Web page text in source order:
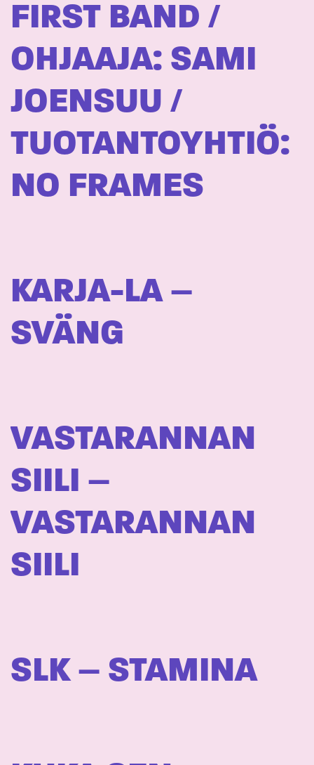
FIRST BAND /
OHJAAJA: SAMI
JOENSUU /
TUOTANTOYHTIÖ:
NO FRAMES
KARJA-LA –
SVÄNG
VASTARANNAN
SIILI –
VASTARANNAN
SIILI
SLK – STAMINA